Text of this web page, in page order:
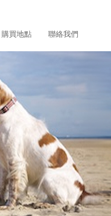
聯絡我們
購買地點